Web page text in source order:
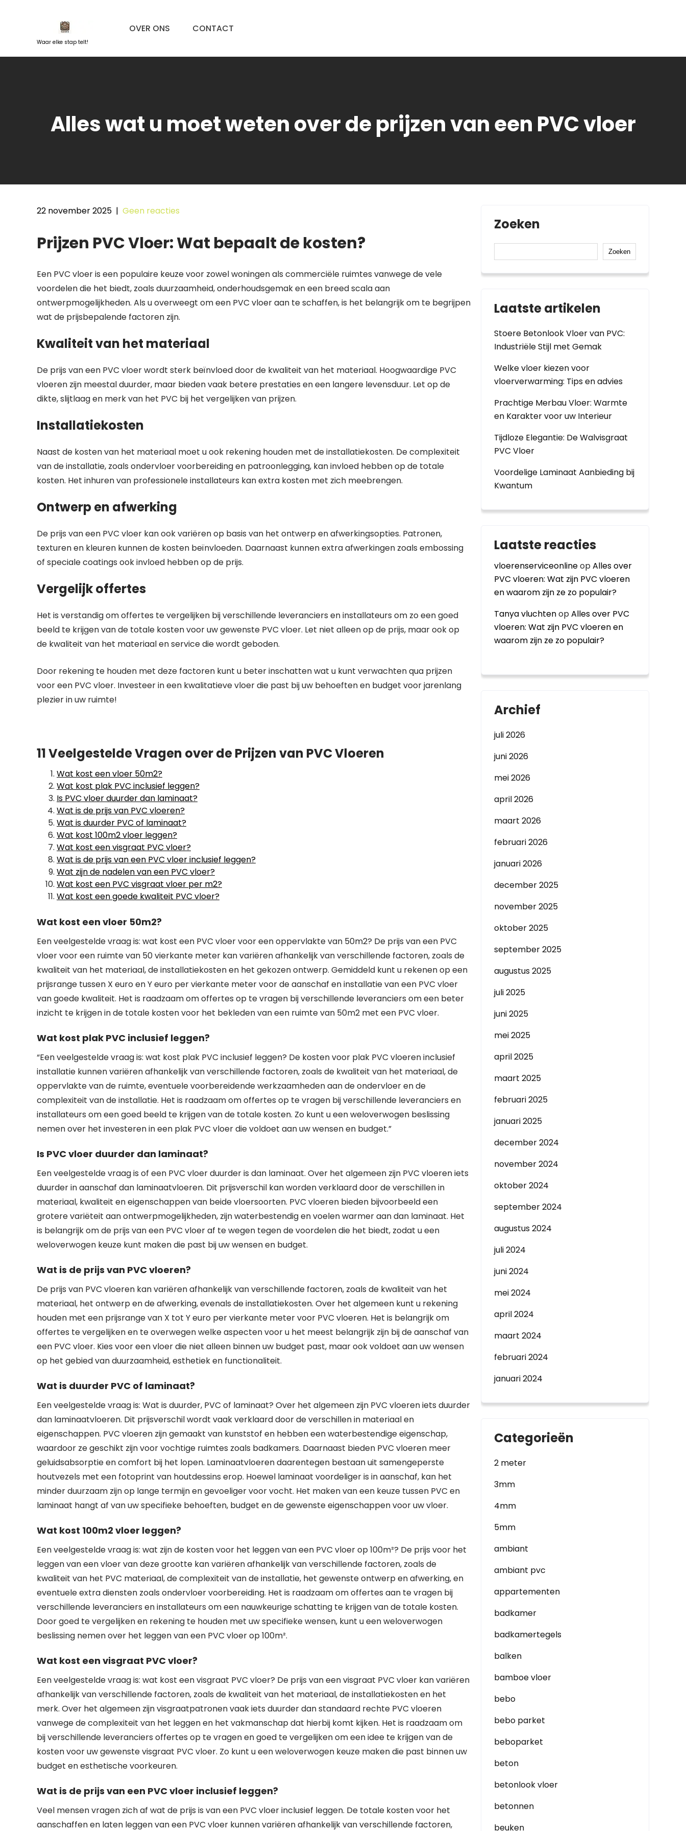
Waar elke stap telt!
OVER ONS CONTACT
Alles wat u moet weten over de prijzen van een PVC vloer
22 november 2025 | Geen reacties
Prijzen PVC Vloer: Wat bepaalt de kosten?
Een PVC vloer is een populaire keuze voor zowel woningen als commerciële ruimtes vanwege de vele
voordelen die het biedt, zoals duurzaamheid, onderhoudsgemak en een breed scala aan
ontwerpmogelijkheden. Als u overweegt om een PVC vloer aan te schaffen, is het belangrijk om te begrijpen
wat de prijsbepalende factoren zijn.
Kwaliteit van het materiaal
De prijs van een PVC vloer wordt sterk beïnvloed door de kwaliteit van het materiaal. Hoogwaardige PVC
vloeren zijn meestal duurder, maar bieden vaak betere prestaties en een langere levensduur. Let op de
dikte, slijtlaag en merk van het PVC bij het vergelijken van prijzen.
Installatiekosten
Naast de kosten van het materiaal moet u ook rekening houden met de installatiekosten. De complexiteit
van de installatie, zoals ondervloer voorbereiding en patroonlegging, kan invloed hebben op de totale
kosten. Het inhuren van professionele installateurs kan extra kosten met zich meebrengen.
Ontwerp en afwerking
De prijs van een PVC vloer kan ook variëren op basis van het ontwerp en afwerkingsopties. Patronen,
texturen en kleuren kunnen de kosten beïnvloeden. Daarnaast kunnen extra afwerkingen zoals embossing
of speciale coatings ook invloed hebben op de prijs.
Vergelijk offertes
Het is verstandig om offertes te vergelijken bij verschillende leveranciers en installateurs om zo een goed
beeld te krijgen van de totale kosten voor uw gewenste PVC vloer. Let niet alleen op de prijs, maar ook op
de kwaliteit van het materiaal en service die wordt geboden.
Door rekening te houden met deze factoren kunt u beter inschatten wat u kunt verwachten qua prijzen
voor een PVC vloer. Investeer in een kwalitatieve vloer die past bij uw behoeften en budget voor jarenlang
plezier in uw ruimte!
11 Veelgestelde Vragen over de Prijzen van PVC Vloeren
Wat kost een vloer 50m2?
Wat kost plak PVC inclusief leggen?
Is PVC vloer duurder dan laminaat?
Wat is de prijs van PVC vloeren?
Wat is duurder PVC of laminaat?
Wat kost 100m2 vloer leggen?
Wat kost een visgraat PVC vloer?
Wat is de prijs van een PVC vloer inclusief leggen?
Wat zijn de nadelen van een PVC vloer?
Wat kost een PVC visgraat vloer per m2?
Wat kost een goede kwaliteit PVC vloer?
Wat kost een vloer 50m2?
Een veelgestelde vraag is: wat kost een PVC vloer voor een oppervlakte van 50m2? De prijs van een PVC
vloer voor een ruimte van 50 vierkante meter kan variëren afhankelijk van verschillende factoren, zoals de
kwaliteit van het materiaal, de installatiekosten en het gekozen ontwerp. Gemiddeld kunt u rekenen op een
prijsrange tussen X euro en Y euro per vierkante meter voor de aanschaf en installatie van een PVC vloer
van goede kwaliteit. Het is raadzaam om offertes op te vragen bij verschillende leveranciers om een beter
inzicht te krijgen in de totale kosten voor het bekleden van een ruimte van 50m2 met een PVC vloer.
Wat kost plak PVC inclusief leggen?
“Een veelgestelde vraag is: wat kost plak PVC inclusief leggen? De kosten voor plak PVC vloeren inclusief
installatie kunnen variëren afhankelijk van verschillende factoren, zoals de kwaliteit van het materiaal, de
oppervlakte van de ruimte, eventuele voorbereidende werkzaamheden aan de ondervloer en de
complexiteit van de installatie. Het is raadzaam om offertes op te vragen bij verschillende leveranciers en
installateurs om een goed beeld te krijgen van de totale kosten. Zo kunt u een weloverwogen beslissing
nemen over het investeren in een plak PVC vloer die voldoet aan uw wensen en budget.”
Is PVC vloer duurder dan laminaat?
Een veelgestelde vraag is of een PVC vloer duurder is dan laminaat. Over het algemeen zijn PVC vloeren iets
duurder in aanschaf dan laminaatvloeren. Dit prijsverschil kan worden verklaard door de verschillen in
materiaal, kwaliteit en eigenschappen van beide vloersoorten. PVC vloeren bieden bijvoorbeeld een
grotere variëteit aan ontwerpmogelijkheden, zijn waterbestendig en voelen warmer aan dan laminaat. Het
is belangrijk om de prijs van een PVC vloer af te wegen tegen de voordelen die het biedt, zodat u een
weloverwogen keuze kunt maken die past bij uw wensen en budget.
Wat is de prijs van PVC vloeren?
De prijs van PVC vloeren kan variëren afhankelijk van verschillende factoren, zoals de kwaliteit van het
materiaal, het ontwerp en de afwerking, evenals de installatiekosten. Over het algemeen kunt u rekening
houden met een prijsrange van X tot Y euro per vierkante meter voor PVC vloeren. Het is belangrijk om
offertes te vergelijken en te overwegen welke aspecten voor u het meest belangrijk zijn bij de aanschaf van
een PVC vloer. Kies voor een vloer die niet alleen binnen uw budget past, maar ook voldoet aan uw wensen
op het gebied van duurzaamheid, esthetiek en functionaliteit.
Wat is duurder PVC of laminaat?
Een veelgestelde vraag is: Wat is duurder, PVC of laminaat? Over het algemeen zijn PVC vloeren iets duurder
dan laminaatvloeren. Dit prijsverschil wordt vaak verklaard door de verschillen in materiaal en
eigenschappen. PVC vloeren zijn gemaakt van kunststof en hebben een waterbestendige eigenschap,
waardoor ze geschikt zijn voor vochtige ruimtes zoals badkamers. Daarnaast bieden PVC vloeren meer
geluidsabsorptie en comfort bij het lopen. Laminaatvloeren daarentegen bestaan uit samengeperste
houtvezels met een fotoprint van houtdessins erop. Hoewel laminaat voordeliger is in aanschaf, kan het
minder duurzaam zijn op lange termijn en gevoeliger voor vocht. Het maken van een keuze tussen PVC en
laminaat hangt af van uw specifieke behoeften, budget en de gewenste eigenschappen voor uw vloer.
Wat kost 100m2 vloer leggen?
Een veelgestelde vraag is: wat zijn de kosten voor het leggen van een PVC vloer op 100m²? De prijs voor het
leggen van een vloer van deze grootte kan variëren afhankelijk van verschillende factoren, zoals de
kwaliteit van het PVC materiaal, de complexiteit van de installatie, het gewenste ontwerp en afwerking, en
eventuele extra diensten zoals ondervloer voorbereiding. Het is raadzaam om offertes aan te vragen bij
verschillende leveranciers en installateurs om een nauwkeurige schatting te krijgen van de totale kosten.
Door goed te vergelijken en rekening te houden met uw specifieke wensen, kunt u een weloverwogen
beslissing nemen over het leggen van een PVC vloer op 100m².
Wat kost een visgraat PVC vloer?
Een veelgestelde vraag is: wat kost een visgraat PVC vloer? De prijs van een visgraat PVC vloer kan variëren
afhankelijk van verschillende factoren, zoals de kwaliteit van het materiaal, de installatiekosten en het
merk. Over het algemeen zijn visgraatpatronen vaak iets duurder dan standaard rechte PVC vloeren
vanwege de complexiteit van het leggen en het vakmanschap dat hierbij komt kijken. Het is raadzaam om
bij verschillende leveranciers offertes op te vragen en goed te vergelijken om een idee te krijgen van de
kosten voor uw gewenste visgraat PVC vloer. Zo kunt u een weloverwogen keuze maken die past binnen uw
budget en esthetische voorkeuren.
Wat is de prijs van een PVC vloer inclusief leggen?
Veel mensen vragen zich af wat de prijs is van een PVC vloer inclusief leggen. De totale kosten voor het
aanschaffen en laten leggen van een PVC vloer kunnen variëren afhankelijk van verschillende factoren,
Zoeken
Zoeken
Laatste artikelen
Stoere Betonlook Vloer van PVC:
Industriële Stijl met Gemak
Welke vloer kiezen voor
vloerverwarming: Tips en advies
Prachtige Merbau Vloer: Warmte
en Karakter voor uw Interieur
Tijdloze Elegantie: De Walvisgraat
PVC Vloer
Voordelige Laminaat Aanbieding bij
Kwantum
Laatste reacties
vloerenserviceonlineopAlles over
PVC vloeren: Wat zijn PVC vloeren
en waarom zijn ze zo populair?
Tanya vluchtenopAlles over PVC
vloeren: Wat zijn PVC vloeren en
waarom zijn ze zo populair?
Archief
juli 2026
juni 2026
mei 2026
april 2026
maart 2026
februari 2026
januari 2026
december 2025
november 2025
oktober 2025
september 2025
augustus 2025
juli 2025
juni 2025
mei 2025
april 2025
maart 2025
februari 2025
januari 2025
december 2024
november 2024
oktober 2024
september 2024
augustus 2024
juli 2024
juni 2024
mei 2024
april 2024
maart 2024
februari 2024
januari 2024
Categorieën
2 meter
3mm
4mm
5mm
ambiant
ambiant pvc
appartementen
badkamer
badkamertegels
balken
bamboe vloer
bebo
bebo parket
beboparket
beton
betonlook vloer
betonnen
beuken